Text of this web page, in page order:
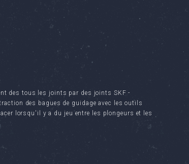
des tous les joints par des joints SKF -
des bagues de guidage avec les outils
lorsqu'il y a du jeu entre les plongeurs et les